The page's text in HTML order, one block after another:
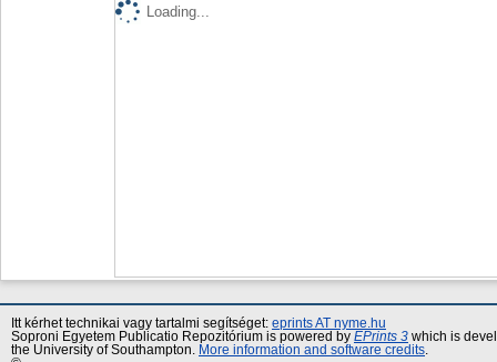
Loading...
Itt kérhet technikai vagy tartalmi segítséget: eprints AT nyme.hu
Soproni Egyetem Publicatio Repozitórium is powered by EPrints 3 which is
the University of Southampton.
More information and software credits